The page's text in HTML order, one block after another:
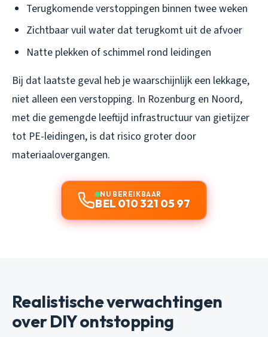
Terugkomende verstoppingen binnen twee weken
Zichtbaar vuil water dat terugkomt uit de afvoer
Natte plekken of schimmel rond leidingen
Bij dat laatste geval heb je waarschijnlijk een lekkage,
niet alleen een verstopping. In Rozenburg en Noord,
met die gemengde leeftijd infrastructuur van gietijzer
tot PE-leidingen, is dat risico groter door
materiaalovergangen.
NU BEREIKBAAR
BEL 010 321 05 97
Realistische verwachtingen
over DIY ontstopping